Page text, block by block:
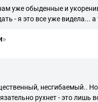
уже обыденные и
- я это все уже видела...
»
несгибаемый..
рухнет - это